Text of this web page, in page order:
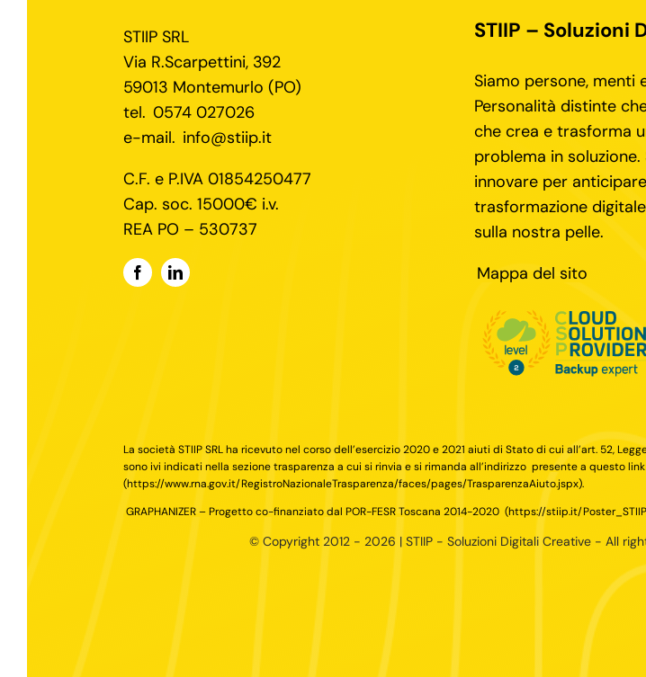
STIIP SRL
Via R.Scarpettini, 392
59013 Montemurlo (PO)
tel. 0574 027026
e-mail. info@stiip.it
C.F. e P.IVA 01854250477
Cap. soc. 15000€ i.v.
REA PO – 530737
STIIP – Soluzioni
Siamo persone, menti
Personalità distinte
che crea e trasforma
problema in
innovare per
trasformazione
sulla nostra pelle.
Mappa del sito
La società STIIP SRL ha ricevuto nel corso dell’esercizio 2020 e 2021 aiuti di Stato di cui all’art. 52,
sono ivi indicati nella sezione trasparenza a cui si rinvia e si rimanda all’indirizzo presente a questo link
(https://www.rna.gov.it/RegistroNazionaleTrasparenza/faces/pages/TrasparenzaAiuto.jspx).
GRAPHANIZER – Progetto co-finanziato dal POR-FESR Toscana 2014-2020 (https://stiip.it/
© Copyright 2012 - 2026 | STIIP - Soluzioni Digitali Creative - All